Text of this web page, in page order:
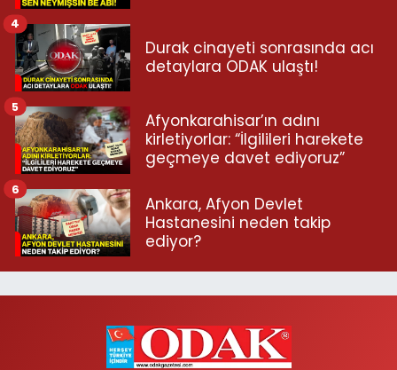
Durak cinayeti sonrasında acı
detaylara ODAK ulaştı!
4
Afyonkarahisar’ın adını
kirletiyorlar: “İlgilileri harekete
geçmeye davet ediyoruz”
5
Ankara, Afyon Devlet
Hastanesini neden takip
ediyor?
6